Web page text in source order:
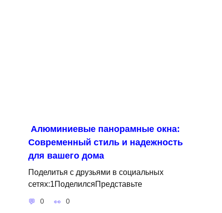
Алюминиевые панорамные окна:
Современный стиль и надежность
для вашего дома
Поделитья с друзьями в социальных
сетях:1ПоделилсяПредставьте
0 0